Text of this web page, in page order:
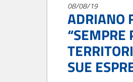
08/08/19
ADRIANO
“SEMPRE
SUE